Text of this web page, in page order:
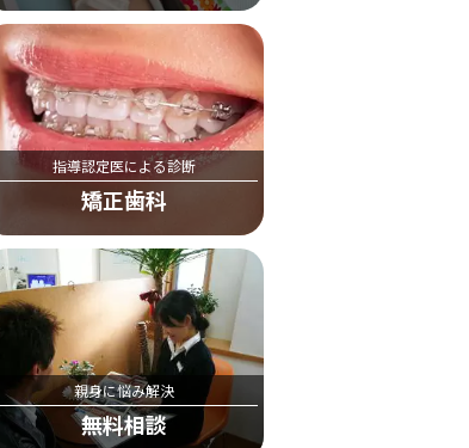
指導認定医による診断
矯正歯科
親身に悩み解決
無料相談